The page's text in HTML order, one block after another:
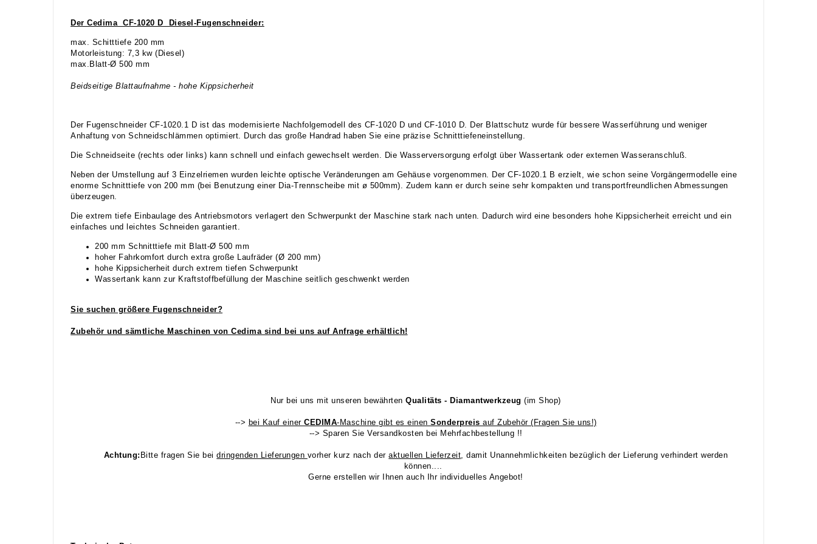
Der Cedima CF-1020 D Diesel-Fugenschneider:
max. Schitttiefe 200 mm
Motorleistung: 7,3 kw (Diesel)
max.Blatt-Ø 500 mm
Beidseitige Blattaufnahme - hohe Kippsicherheit
Der Fugenschneider CF-1020.1 D ist das modernisierte Nachfolgemodell des CF-1020 D und CF-1010 D. Der Blattschutz wurde für bessere Wasserführung und weniger
Anhaftung von Schneidschlämmen optimiert. Durch das große Handrad haben Sie eine präzise Schnitttiefeneinstellung.
Die Schneidseite (rechts oder links) kann schnell und einfach gewechselt werden. Die Wasserversorgung erfolgt über Wassertank oder externen Wasseranschluß.
Neben der Umstellung auf 3 Einzelriemen wurden leichte optische Veränderungen am Gehäuse vorgenommen. Der CF-1020.1 B erzielt, wie schon seine Vorgängermodelle eine
enorme Schnitttiefe von 200 mm (bei Benutzung einer Dia-Trennscheibe mit ø 500mm). Zudem kann er durch seine sehr kompakten und transportfreundlichen Abmessungen
überzeugen.
Die extrem tiefe Einbaulage des Antriebsmotors verlagert den Schwerpunkt der Maschine stark nach unten. Dadurch wird eine besonders hohe Kippsicherheit erreicht und ein
einfaches und leichtes Schneiden garantiert.
200 mm Schnitttiefe mit Blatt-Ø 500 mm
hoher Fahrkomfort durch extra große Laufräder (Ø 200 mm)
hohe Kippsicherheit durch extrem tiefen Schwerpunkt
Wassertank kann zur Kraftstoffbefüllung der Maschine seitlich geschwenkt werden
Sie suchen größere Fugenschneider?
Zubehör und sämtliche Maschinen von Cedima sind bei uns auf Anfrage erhältlich!
Nur bei uns mit unseren bewährtenQualitäts - Diamantwerkzeug (im Shop)
--> bei Kauf einer CEDIMA-Maschine gibt es einen Sonderpreis auf Zubehör (Fragen Sie uns!)
--> Sparen Sie Versandkosten bei Mehrfachbestellung !!
Achtung: Bitte fragen Sie beidringenden Lieferungen vorher kurz nach deraktuellen Lieferzeit, damit Unannehmlichkeiten bezüglich der Lieferung verhindert werden
können....
Gerne erstellen wir Ihnen auch Ihr individuelles Angebot!